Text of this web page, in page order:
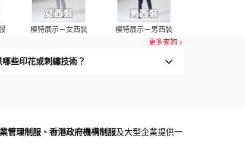
模特展示－女西裝 模特展示－男西裝
更多查詢
些印花或刺繡技術？
管理制服、香港政府機構制服及大型企業提供一